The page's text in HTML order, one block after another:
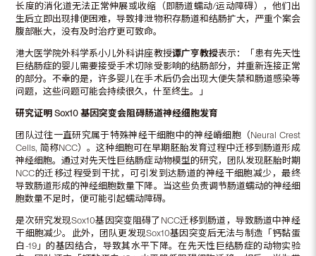
长度的消化道无法正常伸展或收缩（即肠道蠕动/运动障碍），他们出
生后立即出现排便困难，导致排泄物积存肠道和结肠扩大，严重个案会
腹部胀大，没有及时治疗更可致命。
港大医学院外科学系小儿外科讲座教授谭广亨教授表示：「患有先天性
巨结肠症的婴儿需要接受手术切除受影响的结肠部分，并重新连接正常
的部分。不幸的是，许多婴儿在手术后仍会出现大便失禁和肠道感染等
问题，这些问题可能会持续很久，什至终生。」
研究证明 Sox10基因突变会阻碍肠道神经细胞发育
团队过往一直研究属于特殊神经干细胞中的神经嵴细胞（Neural Crest
Cells, 简称NCC）。这种细胞可在早期胚胎发育过程中迁移到肠道形成
神经细胞。通过对先天性巨结肠症动物模型的研究，团队发现胚胎时期
NCC的迁移过程受到干扰，可引发到达肠道的神经干细胞减少，最终
导致肠道形成的神经细胞数量下降。当这些负责调节肠道蠕动的神经细
胞数量不足时，便可能引起蠕动障碍。
是次研究发现Sox10基因突变阻碍了NCC迁移到肠道，导致肠道中神经
干细胞减少。此外，团队更发现Sox10基因突变后无法与制造「钙黏蛋
白-19」的基因结合，导致其水平下降。在先天性巨结肠症的动物实验